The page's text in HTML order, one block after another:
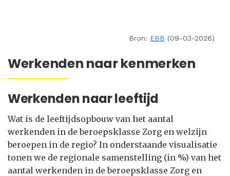
Bron: EBB (09-03-2026)
Werkenden naar kenmerken
Werkenden naar leeftijd
Wat is de leeftijdsopbouw van het aantal
werkenden in de beroepsklasse Zorg en welzijn
beroepen in de regio? In onderstaande visualisatie
tonen we de regionale samenstelling (in %) van het
aantal werkenden in de beroepsklasse Zorg en